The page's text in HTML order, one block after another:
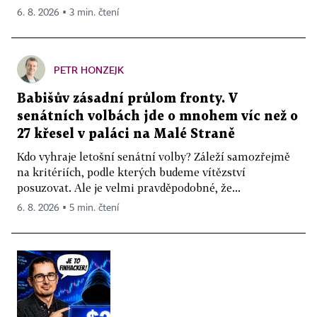
6. 8. 2026 ▪ 3 min. čtení
PETR HONZEJK
Babišův zásadní průlom fronty. V
senátních volbách jde o mnohem víc než o
27 křesel v paláci na Malé Straně
Kdo vyhraje letošní senátní volby? Záleží samozřejmě
na kritériích, podle kterých budeme vítězství
posuzovat. Ale je velmi pravděpodobné, že...
6. 8. 2026 ▪ 5 min. čtení